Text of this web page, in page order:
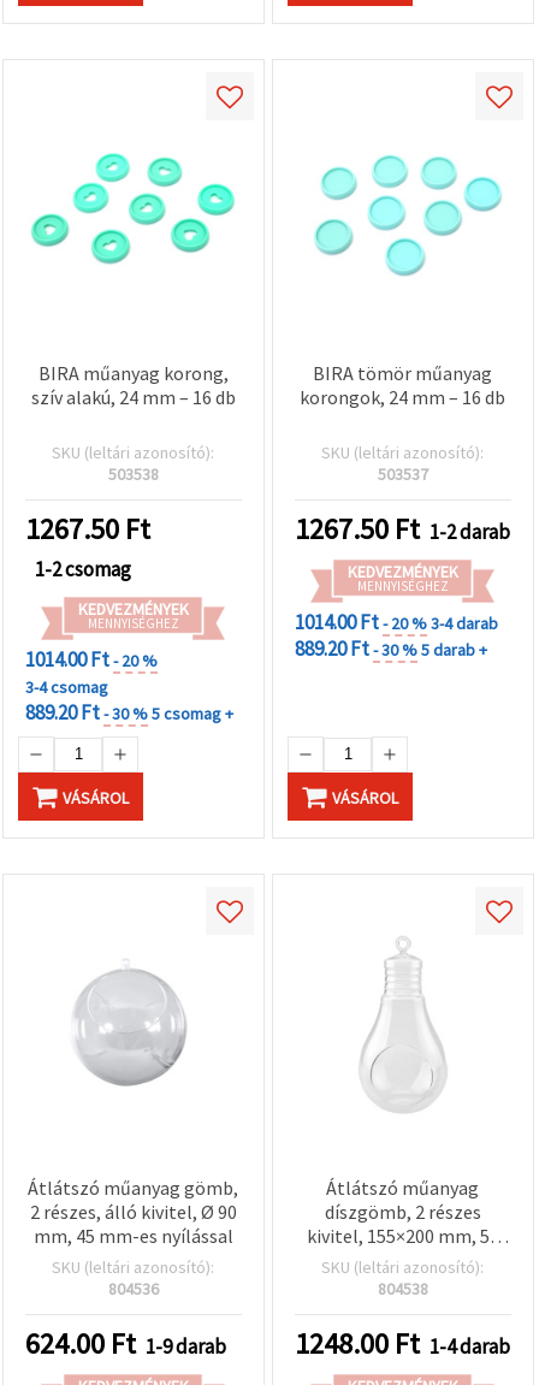
BIRA műanyag korong,
szív alakú, 24 mm – 16 db
SKU (leltári azonosító):
503538
1267.50 Ft
1-2 csomag
KEDVEZMÉNYEK
MENNYISÉGHEZ
1014.00 Ft- 20 %
3-4 csomag
889.20 Ft- 30 %5 csomag +
VÁSÁROL
BIRA tömör műanyag
korongok, 24 mm – 16 db
SKU (leltári azonosító):
503537
1267.50 Ft 1-2 darab
KEDVEZMÉNYEK
MENNYISÉGHEZ
1014.00 Ft- 20 %3-4 darab
889.20 Ft- 30 %5 darab +
VÁSÁROL
Átlátszó műanyag gömb,
2 részes, álló kivitel, Ø 90
mm, 45 mm-es nyílással
SKU (leltári azonosító):
804536
624.00 Ft 1-9 darab
Átlátszó műanyag
díszgömb, 2 részes
kivitel, 155×200 mm, 55
mm-es nyílással – hobbi,
kézműves, DIY
SKU (leltári azonosító):
804538
1248.00 Ft 1-4 darab